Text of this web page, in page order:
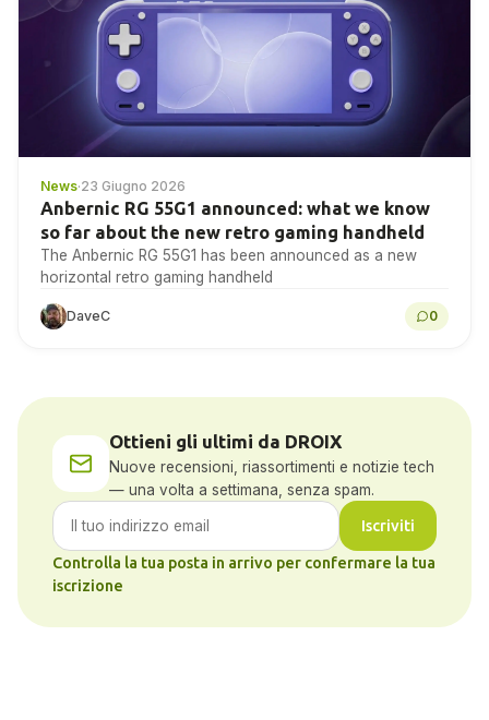
News·23 Giugno 2026
Anbernic RG 55G1 announced: what we know
so far about the new retro gaming handheld
The Anbernic RG 55G1 has been announced as a new
horizontal retro gaming handheld
DaveC 0
Ottieni gli ultimi da DROIX
Nuove recensioni, riassortimenti e notizie tech
— una volta a settimana, senza spam.
Iscriviti
Controlla la tua posta in arrivo per confermare la tua
iscrizione